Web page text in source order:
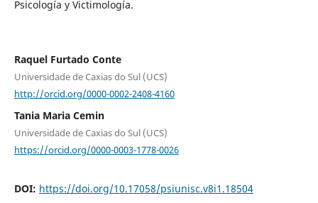
Psicología y Victimología.
Raquel Furtado Conte
Universidade de Caxias do Sul (UCS)
http://orcid.org/0000-0002-2408-4160
Tania Maria Cemin
Universidade de Caxias do Sul (UCS)
https://orcid.org/0000-0003-1778-0026
DOI: https://doi.org/10.17058/psiunisc.v8i1.18504